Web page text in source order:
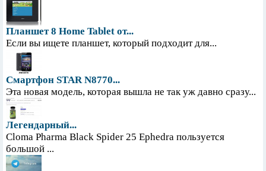
Планшет 8 Home Tablet от...
Если вы ищете планшет, который подходит для...
Смартфон STAR N8770...
Эта новая модель, которая вышла не так уж давно сразу...
Легендарный...
Cloma Pharma Black Spider 25 Ephedra пользуется
большой ...